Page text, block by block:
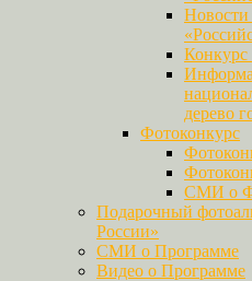
Новости
Конкурс
дерево
Фотоконкурс
СМИ о
Подарочный
России»
СМИ о Программе
Видео о Программе